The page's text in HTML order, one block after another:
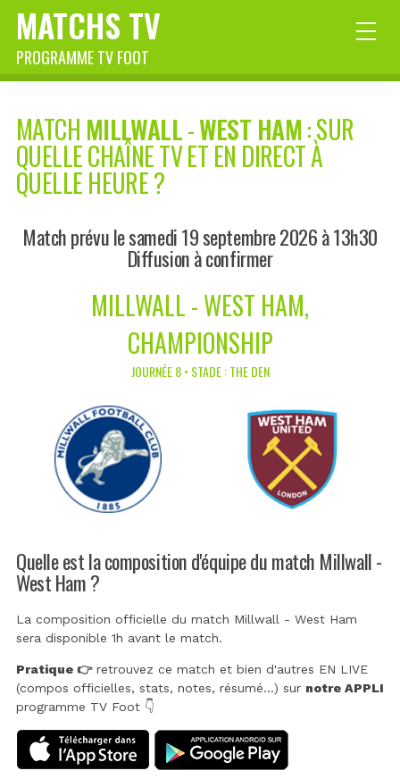
MATCHS TV
PROGRAMME TV FOOT
MATCH MILLWALL-WEST HAM: SUR
QUELLE CHAÎNE TV ET EN DIRECT À
QUELLE HEURE ?
Match prévu le samedi 19 septembre 2026 à 13h30
Diffusion à confirmer
MILLWALL - WEST HAM,
CHAMPIONSHIP
JOURNÉE 8 • STADE : THE DEN
Quelle est la composition d'équipe du match Millwall -
West Ham ?
La composition officielle du match Millwall - West Ham
sera disponible 1h avant le match.
Pratique 👉retrouvez ce match et bien d'autres EN LIVE
(compos officielles, stats, notes, résumé...) sur notre APPLI
programme TV Foot 👇